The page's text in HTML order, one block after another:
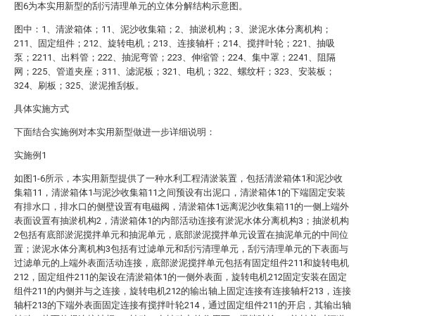
图6为本实用新型的刮污清理单元的立体分解结构示意图。
图中：1、清淤箱体；11、泥沙收集箱；2、抽淤机构；3、淤泥水体分离机构；
211、固定组件；212、旋转电机；213、连接轴杆；214、搅拌叶轮；221、抽吸
泵；2211、出料管；222、抽泥弯管；223、伸缩管；224、集中罩；2241、阻隔
网；225、管道夹座；311、滤泥板；321、电机；322、螺纹杆；323、安装板；
324、刷板；325、淤泥推刮板。
具体实施方式
下面结合实施例对本实用新型做进一步详细说明：
实施例1
如图1-6所示，本实用新型提供了一种水利工程清淤装置，包括清淤箱体1和泥沙收
集箱11，清淤箱体1与泥沙收集箱11之间预设有出泥口，清淤箱体1的下端固定安装
有排水口，排水口的侧壁设置有电磁阀，清淤箱体1远离泥沙收集箱11的一侧上端外
表面设置有抽淤机构2，清淤箱体1的内部活动连接有淤泥水体分离机构3；抽淤机构
2包括有底部淤泥搅拌单元和抽泥单元，底部淤泥搅拌单元设置在抽泥单元的中间位
置；淤泥水体分离机构3包括有过滤单元和刮污清理单元，刮污清理单元的下表面与
过滤单元的上端外表面活动连接，底部淤泥搅拌单元包括有固定组件211和旋转电机
212，固定组件211的架设在清淤箱体1的一侧外表面，旋转电机212固定安装在固定
组件211的内侧并与之连接，旋转电机212的输出轴上固定连接有连接轴杆213，连接
轴杆213的下端外表面固定连接有搅拌叶轮214，通过固定组件211的开启，其输出轴